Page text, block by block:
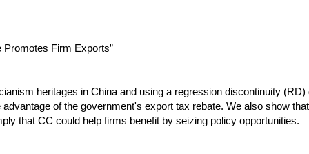
Promotes Firm Exports”
heritages in China and using a regression discontinuity
of the government's export tax rebate. We also show
that CC could help firms benefit by seizing policy opportunities.